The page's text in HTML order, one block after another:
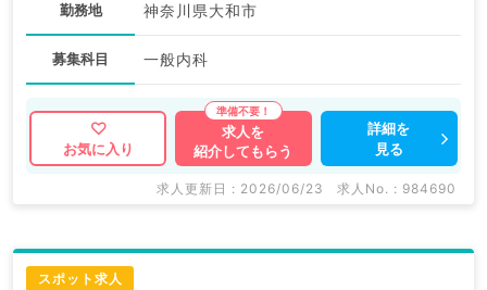
勤務地 神奈川県大和市
募集科目 一般内科
お気に入り
求人を
紹介してもらう
詳細を
見る
求人更新日 : 2026/06/23 求人No. : 984690
スポット求人